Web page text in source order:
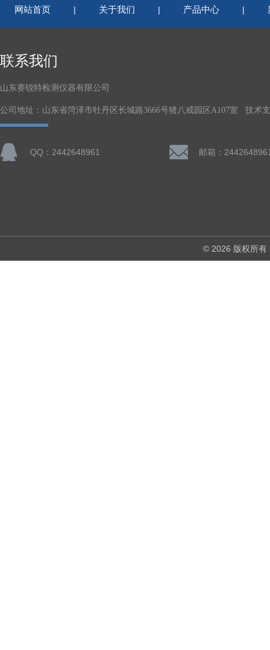
网站首页 | 关于我们 | 产品中心 |
联系我们
山东赛锐特检测仪器有限公司
公司地址：山东省菏泽市牡丹区长城路3666号猪八戒园区A107室 技术
QQ：2442648961 邮箱：
© 2026 版权所